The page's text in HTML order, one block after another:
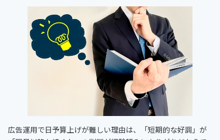
広告運用で日予算上げが難しい理由は、「短期的な好調」が